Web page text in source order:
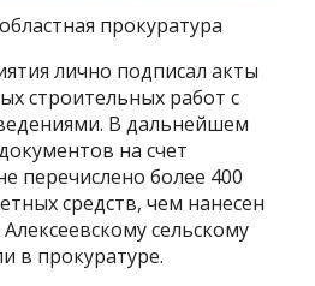
прокуратура
лично подписал акты
строительных работ с
В дальнейшем
на счет
перечислено более 400
средств, чем нанесен
сельскому
в прокуратуре.